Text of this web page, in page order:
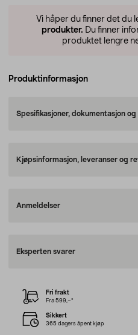
Vi håper du finner det du
produkter. Du finner
produktet lengre
Produktinformasjon
Spesifikasjoner, dokumentasjon
Kjøpsinformasjon, leveranser og
Anmeldelser
Eksperten svarer
Fri frakt
Fra 599,–*
Sikkert
365 dagers åpent kjøp